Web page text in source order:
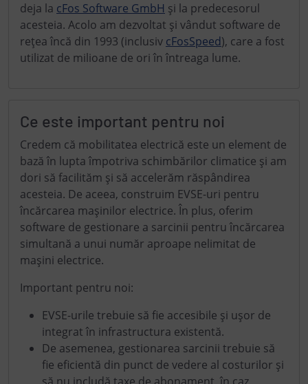
deja la cFos Software GmbH și la predecesorul
acesteia. Acolo am dezvoltat și vândut software de
rețea încă din 1993 (inclusiv cFosSpeed), care a fost
utilizat de milioane de ori în întreaga lume.
Ce este important pentru noi
Credem că mobilitatea electrică este un element de
bază în lupta împotriva schimbărilor climatice și am
dori să facilităm și să accelerăm răspândirea
acesteia. De aceea, construim EVSE-uri pentru
încărcarea mașinilor electrice. În plus, oferim
software de gestionare a sarcinii pentru încărcarea
simultană a unui număr aproape nelimitat de
mașini electrice.
Important pentru noi:
EVSE-urile trebuie să fie accesibile și ușor de
integrat în infrastructura existentă.
De asemenea, gestionarea sarcinii trebuie să
fie eficientă din punct de vedere al costurilor și